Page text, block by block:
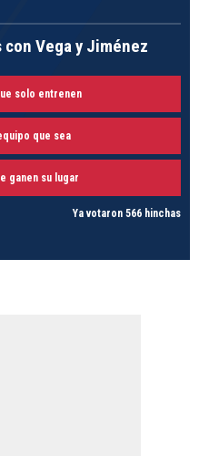
Vega y Jiménez
solo entrenen
que sea
ganen su lugar
Ya votaron 566 hinchas